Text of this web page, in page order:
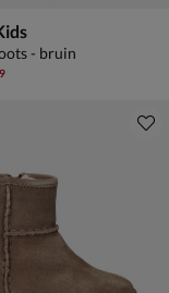
- bruin
voor € 48,99